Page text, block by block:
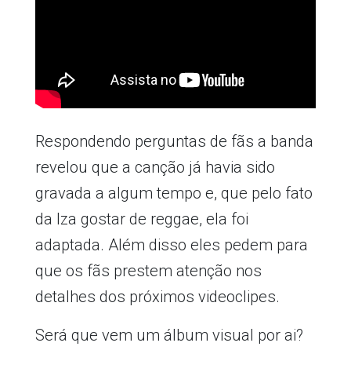
Respondendo perguntas de fãs a banda
revelou que a canção já havia sido
gravada a algum tempo e, que pelo fato
da Iza gostar de reggae, ela foi
adaptada. Além disso eles pedem para
que os fãs prestem atenção nos
detalhes dos próximos videoclipes.
Será que vem um álbum visual por ai?